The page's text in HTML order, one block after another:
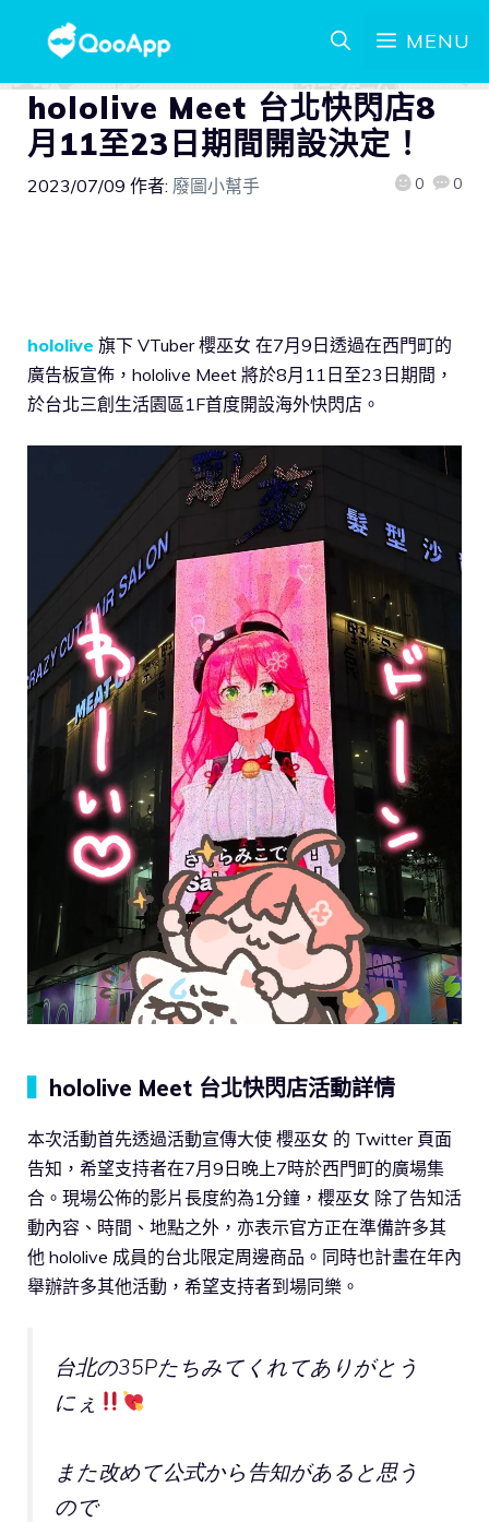
MENU
hololive Meet 台北快閃店8
月11至23日期間開設決定！
2023/07/09 作者: 廢圖小幫手 0 0
hololive 旗下 VTuber 櫻巫女 在7月9日透過在西門町的
廣告板宣佈，hololive Meet 將於8月11日至23日期間，
於台北三創生活園區1F首度開設海外快閃店。
hololive Meet 台北快閃店活動詳情
本次活動首先透過活動宣傳大使 櫻巫女 的 Twitter 頁面
告知，希望支持者在7月9日晚上7時於西門町的廣場集
合。現場公佈的影片長度約為1分鐘，櫻巫女 除了告知活
動內容、時間、地點之外，亦表示官方正在準備許多其
他 hololive 成員的台北限定周邊商品。同時也計畫在年內
舉辦許多其他活動，希望支持者到場同樂。
台北の35Pたちみてくれてありがとう
にぇ
また改めて公式から告知があると思う
ので